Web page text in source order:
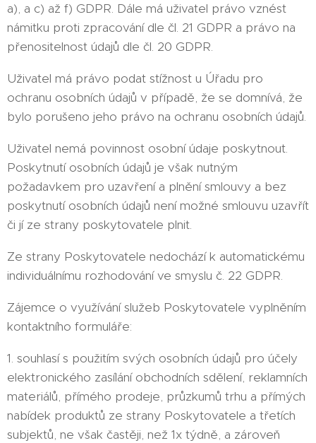
a), a c) až f) GDPR. Dále má uživatel právo vznést
námitku proti zpracování dle čl. 21 GDPR a právo na
přenositelnost údajů dle čl. 20 GDPR.
Uživatel má právo podat stížnost u Úřadu pro
ochranu osobních údajů v případě, že se domnívá, že
bylo porušeno jeho právo na ochranu osobních údajů.
Uživatel nemá povinnost osobní údaje poskytnout.
Poskytnutí osobních údajů je však nutným
požadavkem pro uzavření a plnění smlouvy a bez
poskytnutí osobních údajů není možné smlouvu uzavřít
či jí ze strany poskytovatele plnit.
Ze strany Poskytovatele nedochází k automatickému
individuálnímu rozhodování ve smyslu č. 22 GDPR.
Zájemce o využívání služeb Poskytovatele vyplněním
kontaktního formuláře:
1. souhlasí s použitím svých osobních údajů pro účely
elektronického zasílání obchodních sdělení, reklamních
materiálů, přímého prodeje, průzkumů trhu a přímých
nabídek produktů ze strany Poskytovatele a třetích
subjektů, ne však častěji, než 1x týdně, a zároveň